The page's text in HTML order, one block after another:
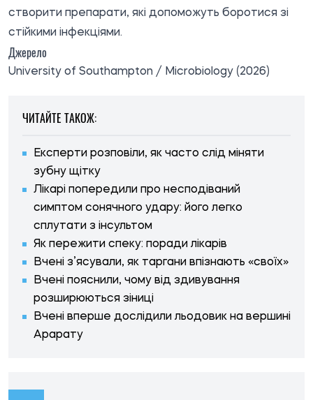
створити препарати, які допоможуть боротися зі
стійкими інфекціями.
Джерело
University of Southampton / Microbiology (2026)
ЧИТАЙТЕ ТАКОЖ:
Експерти розповіли, як часто слід міняти
зубну щітку
Лікарі попередили про несподіваний
симптом сонячного удару: його легко
сплутати з інсультом
Як пережити спеку: поради лікарів
Вчені з’ясували, як таргани впізнають «своїх»
Вчені пояснили, чому від здивування
розширюються зіниці
Вчені вперше дослідили льодовик на вершині
Арарату